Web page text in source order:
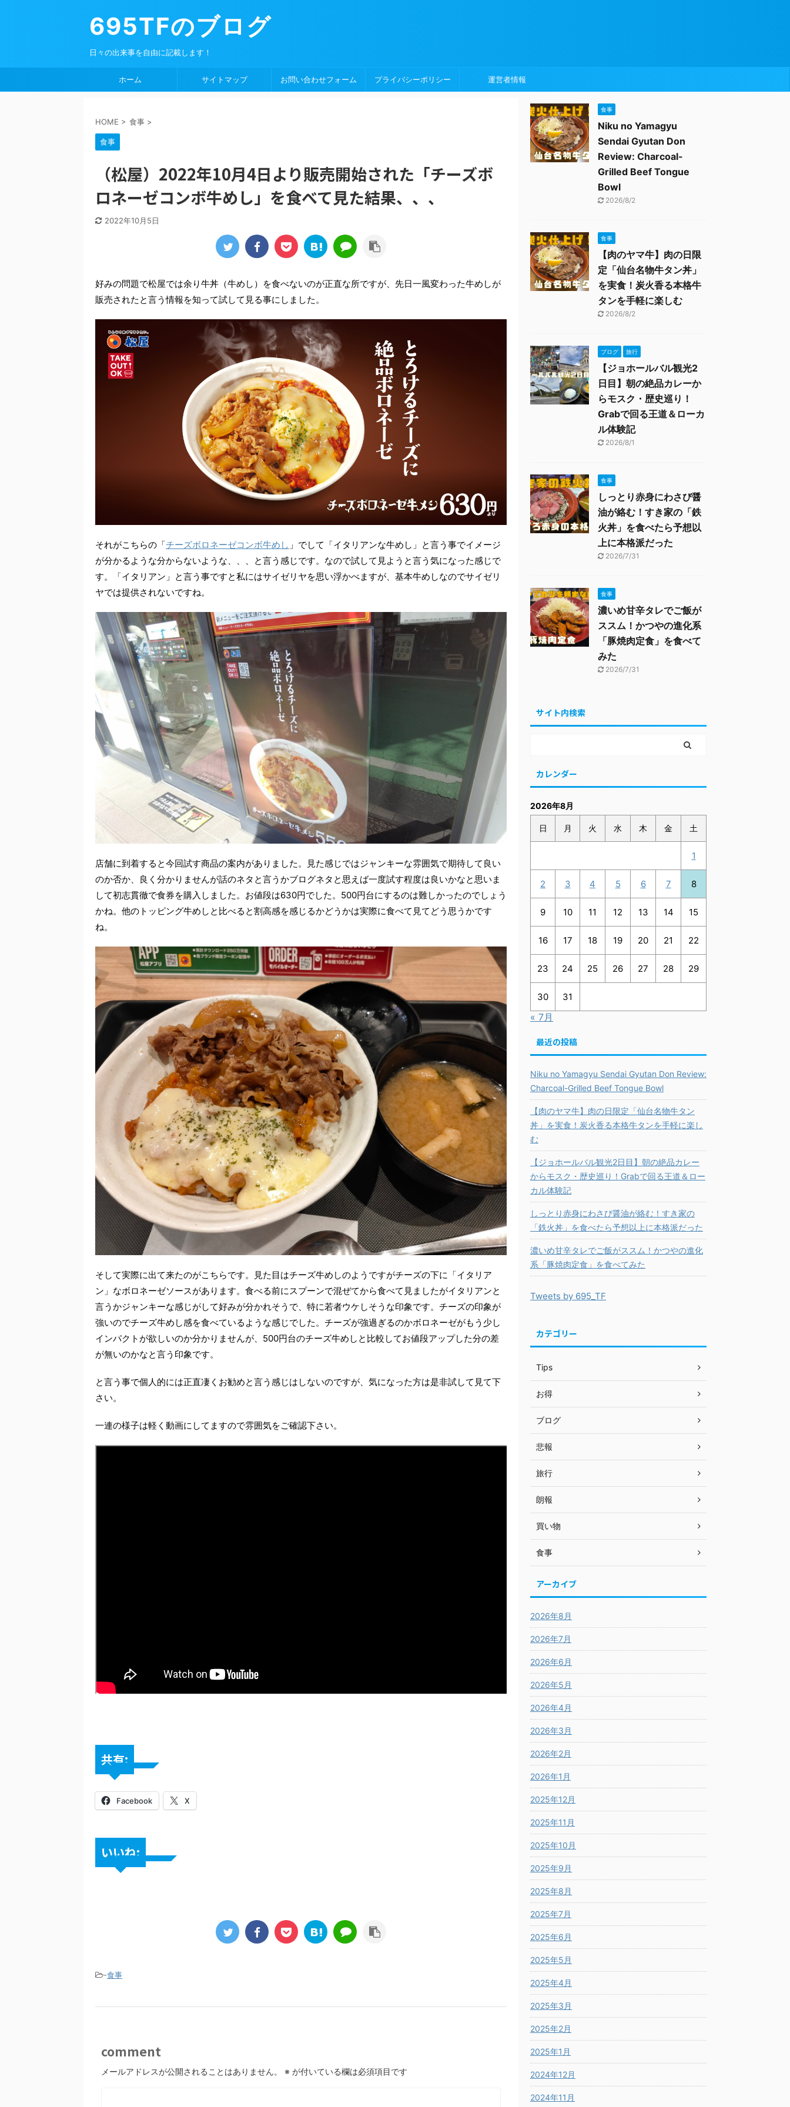
695TFのブログ
日々の出来事を自由に記載します！
ホーム サイトマップ お問い合わせフォーム プライバシーポリシー 運営者情報
HOME > 食事 >
食事
（松屋）2022年10月4日より販売開始された「チーズボ
ロネーゼコンボ牛めし」を食べて見た結果、、、
2022年10月5日
好みの問題で松屋では余り牛丼（牛めし）を食べないのが正直な所ですが、先日一風変わった牛めしが
販売されたと言う情報を知って試して見る事にしました。
それがこちらの「チーズボロネーゼコンボ牛めし 」でして「イタリアンな牛めし」と言う事でイメージ
が分かるような分からないような、、、と言う感じです。なので試して見ようと言う気になった感じで
す。「イタリアン」と言う事ですと私にはサイゼリヤを思い浮かべますが、基本牛めしなのでサイゼリ
ヤでは提供されないですね。
店舗に到着すると今回試す商品の案内がありました。見た感じではジャンキーな雰囲気で期待して良い
のか否か、良く分かりませんが話のネタと言うかブログネタと思えば一度試す程度は良いかなと思いま
して初志貫徹で食券を購入しました。お値段は630円でした。500円台にするのは難しかったのでしょう
かね。他のトッピング牛めしと比べると割高感を感じるかどうかは実際に食べて見てどう思うかです
ね。
そして実際に出て来たのがこちらです。見た目はチーズ牛めしのようですがチーズの下に「イタリア
ン」なボロネーゼソースがあります。食べる前にスプーンで混ぜてから食べて見ましたがイタリアンと
言うかジャンキーな感じがして好みが分かれそうで、特に若者ウケしそうな印象です。チーズの印象が
強いのでチーズ牛めし感を食べているような感じでした。チーズが強過ぎるのかボロネーゼがもう少し
インパクトが欲しいのか分かりませんが、500円台のチーズ牛めしと比較してお値段アップした分の差
が無いのかなと言う印象です。
と言う事で個人的には正直凄くお勧めと言う感じはしないのですが、気になった方は是非試して見て下
さい。
一連の様子は軽く動画にしてますので雰囲気をご確認下さい。
共有:
Facebook X
いいね:
-食事
comment
メールアドレスが公開されることはありません。 ※ が付いている欄は必須項目です
食事
Niku no Yamagyu
Sendai Gyutan Don
Review: Charcoal-
Grilled Beef Tongue
Bowl
2026/8/2
食事
【肉のヤマ牛】肉の日限
定「仙台名物牛タン丼」
を実食！炭火香る本格牛
タンを手軽に楽しむ
2026/8/2
ブログ 旅行
【ジョホールバル観光2
日目】朝の絶品カレーか
らモスク・歴史巡り！
Grabで回る王道＆ローカ
ル体験記
2026/8/1
食事
しっとり赤身にわさび醤
油が絡む！すき家の「鉄
火丼」を食べたら予想以
上に本格派だった
2026/7/31
食事
濃いめ甘辛タレでご飯が
ススム！かつやの進化系
「豚焼肉定食」を食べて
みた
2026/7/31
サイト内検索
カレンダー
2026年8月
日 月 火 水 木 金 土
1
2 3 4 5 6 7 8
9 10 11 12 13 14 15
16 17 18 19 20 21 22
23 24 25 26 27 28 29
30 31
« 7月
最近の投稿
Niku no Yamagyu Sendai Gyutan Don Review:
Charcoal-Grilled Beef Tongue Bowl
【肉のヤマ牛】肉の日限定「仙台名物牛タン
丼」を実食！炭火香る本格牛タンを手軽に楽し
む
【ジョホールバル観光2日目】朝の絶品カレー
からモスク・歴史巡り！Grabで回る王道＆ロー
カル体験記
しっとり赤身にわさび醤油が絡む！すき家の
「鉄火丼」を食べたら予想以上に本格派だった
濃いめ甘辛タレでご飯がススム！かつやの進化
系「豚焼肉定食」を食べてみた
Tweets by 695_TF
カテゴリー
Tips
お得
ブログ
悲報
旅行
朗報
買い物
食事
アーカイブ
2026年8月
2026年7月
2026年6月
2026年5月
2026年4月
2026年3月
2026年2月
2026年1月
2025年12月
2025年11月
2025年10月
2025年9月
2025年8月
2025年7月
2025年6月
2025年5月
2025年4月
2025年3月
2025年2月
2025年1月
2024年12月
2024年11月